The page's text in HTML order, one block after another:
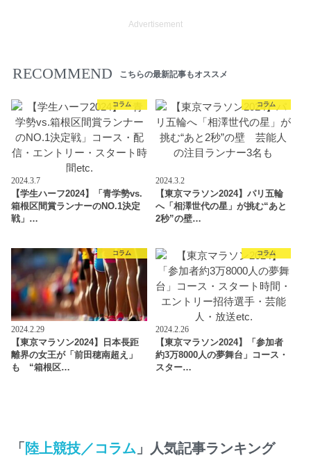
Advertisement
RECOMMEND こちらの最新記事もオススメ
コラム
2024.3.7
【学生ハーフ2024】「青学勢vs.
箱根区間賞ランナーのNO.1決定
戦」…
コラム
2024.3.2
【東京マラソン2024】パリ五輪
へ「相澤世代の星」が挑む“あと
2秒”の壁…
コラム
2024.2.29
【東京マラソン2024】日本長距
離界の女王が「前田穂南超え」
も “箱根区…
コラム
2024.2.26
【東京マラソン2024】「参加者
約3万8000人の夢舞台」コース・
スター…
「 陸上競技／コラム 」人気記事ランキング